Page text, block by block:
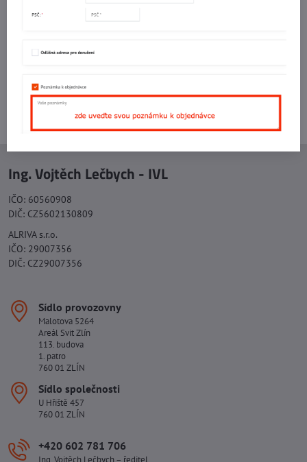
+420 577 523 563
Ing. Vojtěch Lečbych - IVL
IČO: 60560908
DIČ: CZ5602130809
ALRIVA s.r.o.
IČO: 29007356
DIČ: CZ29007356
Sídlo provozovny
Malotova 5264
Areál Svit Zlín
113. budova
1. patro
760 01 ZLÍN
Sídlo společnosti
U Hřiště 457
760 01 ZLÍN
+420 602 781 706
Ing. Vojtěch Lečbych – ředitel